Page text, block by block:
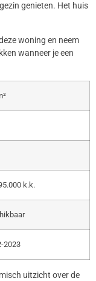
genieten. Het huis
woning en neem
wanneer je een
k.k.
2023
uitzicht over de